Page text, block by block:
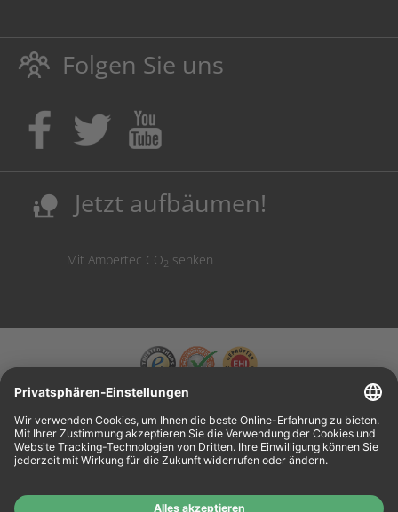
LebenslangeHausmarke Garantieauf Toner und Tinte
schützt auch Ihren Drucker.
Umweltfreundlich dadurch Abfallvermeidung.
Kaufen Sie Tinte & Toner ruhig da, wo Ihre Kinder einen
Ausbildungsplatz bekommen!
Kosten senken, Ressourcen schonen.
Folgen Sie uns
nature_people Jetzt aufbäumen!
Mit Ampertec CO2 senken